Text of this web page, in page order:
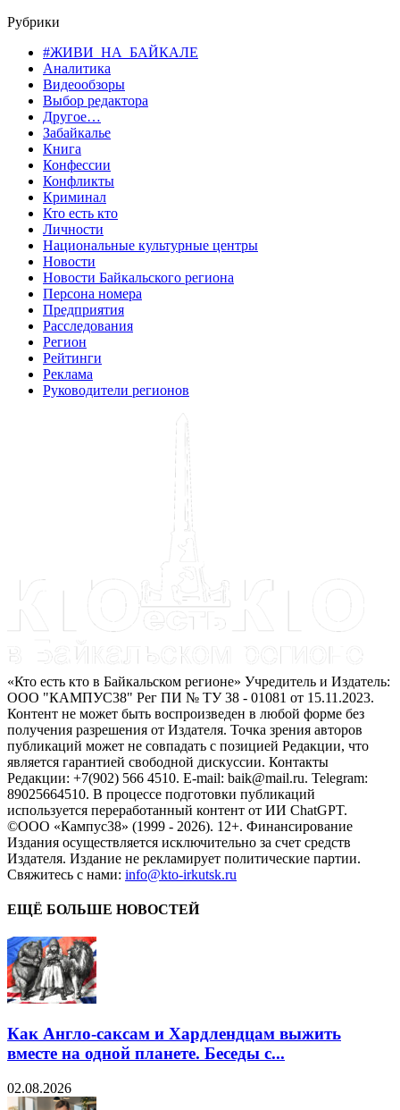
Рубрики
#ЖИВИ_НА_БАЙКАЛЕ
Аналитика
Видеообзоры
Выбор редактора
Другое…
Забайкалье
Книга
Конфессии
Конфликты
Криминал
Кто есть кто
Личности
Национальные культурные центры
Новости
Новости Байкальского региона
Персона номера
Предприятия
Расследования
Регион
Рейтинги
Реклама
Руководители регионов
«Кто есть кто в Байкальском регионе» Учредитель и Издатель:
ООО "КАМПУС38" Рег ПИ № ТУ 38 - 01081 от 15.11.2023.
Контент не может быть воспроизведен в любой форме без
получения разрешения от Издателя. Точка зрения авторов
публикаций может не совпадать с позицией Редакции, что
является гарантией свободной дискуссии. Контакты
Редакции: +7(902) 566 4510. E-mail: baik@mail.ru. Telegram:
89025664510. В процессе подготовки публикаций
используется переработанный контент от ИИ ChatGPT.
©ООО «Кампус38» (1999 - 2026). 12+. Финансирование
Издания осуществляется исключительно за счет средств
Издателя. Издание не рекламирует политические партии.
Свяжитесь с нами: info@kto-irkutsk.ru
ЕЩЁ БОЛЬШЕ НОВОСТЕЙ
Как Англо-саксам и Хардлендцам выжить
вместе на одной планете. Беседы с...
02.08.2026